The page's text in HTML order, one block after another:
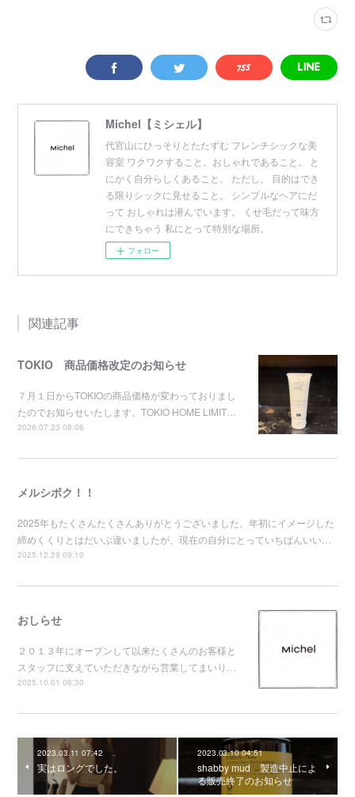
Michel【ミシェル】
代官山にひっそりとたたずむ フレンチシックな美
容室 ワクワクすること。おしゃれであること。 と
にかく自分らしくあること。 ただし、 目的はでき
る限りシックに見せること。 シンプルなヘアにだ
って おしゃれは潜んでいます。 くせ毛だって味方
にできちゃう 私にとって特別な場所。
フォロー
関連記事
TOKIO 商品価格改定のお知らせ
７月１日からTOKIOの商品価格が変わっておりまし
たのでお知らせいたします。TOKIO HOME LIMIT…
2026.07.23 08:06
メルシボク！！
2025年もたくさんたくさんありがとうございました。年初にイメージした
締めくくりとはだいぶ違いましたが、現在の自分にとっていちばんいい…
2025.12.29 09:10
おしらせ
２０１３年にオープンして以来たくさんのお客様と
スタッフに支えていただきながら営業してまいり…
2025.10.01 06:30
2023.03.11 07:42
実はロングでした。
2023.03.10 04:51
shabby mud 製造中止によ
る販売終了のお知らせ